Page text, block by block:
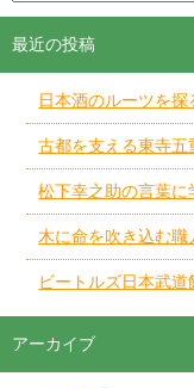
最近の投稿
日本酒のルーツを
古都を支える東寺
松下幸之助の言葉
木に命を吹き込む職
ビートルズ日本武
アーカイブ